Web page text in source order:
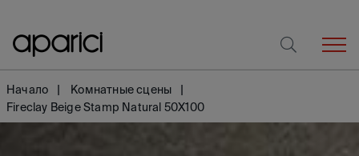
Начало
Комнатные сцены
Fireclay Beige Stamp Natural 50X100